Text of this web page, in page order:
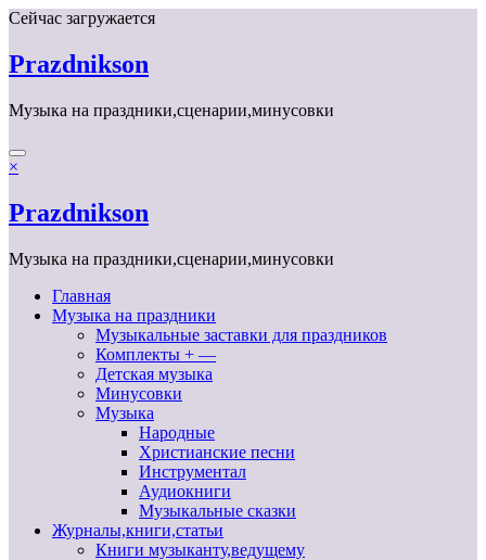
Перейти
содержимому
Сейчас загружается
Prazdnikson
Музыка на праздники,сценарии,минусовки
×
Prazdnikson
Музыка на праздники,сценарии,минусовки
Главная
Музыка на праздники
Музыкальные заставки для праздников
Комплекты + —
Детская музыка
Минусовки
Музыка
Народные
Христианские песни
Инструментал
Аудиокниги
Музыкальные сказки
Журналы,книги,статьи
Книги музыканту,ведущему